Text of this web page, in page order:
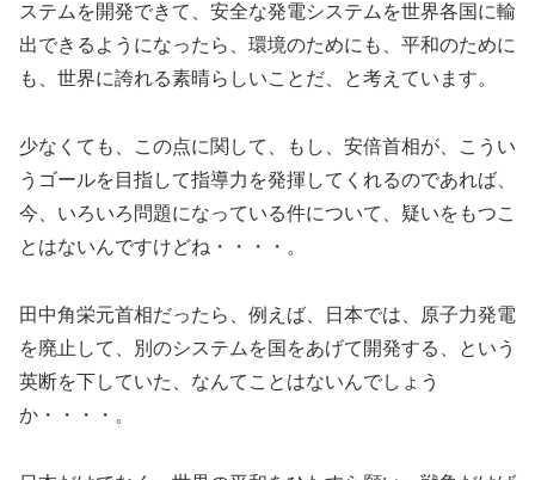
ステムを開発できて、安全な発電システムを世界各国に輸
出できるようになったら、環境のためにも、平和のために
も、世界に誇れる素晴らしいことだ、と考えています。
少なくても、この点に関して、もし、安倍首相が、こうい
うゴールを目指して指導力を発揮してくれるのであれば、
今、いろいろ問題になっている件について、疑いをもつこ
とはないんですけどね・・・・。
田中角栄元首相だったら、例えば、日本では、原子力発電
を廃止して、別のシステムを国をあげて開発する、という
英断を下していた、なんてことはないんでしょう
か・・・・。